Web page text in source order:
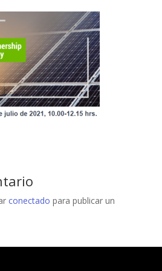
conectado para publicar un